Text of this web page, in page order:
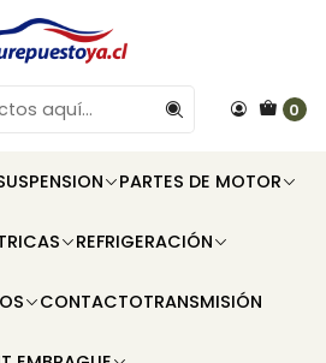
0
PARTES DE MOTOR
REFRIGERACIÓN
CONTACTOTRANSMISIÓN